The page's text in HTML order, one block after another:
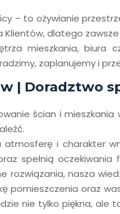
– to ożywianie
dlatego
mieszkania, biura
zaplanujemy i
| Doradztwo
ścian i
i charakter
spełnią
rozwiązania, nasza
oraz
nie tylko piękna,